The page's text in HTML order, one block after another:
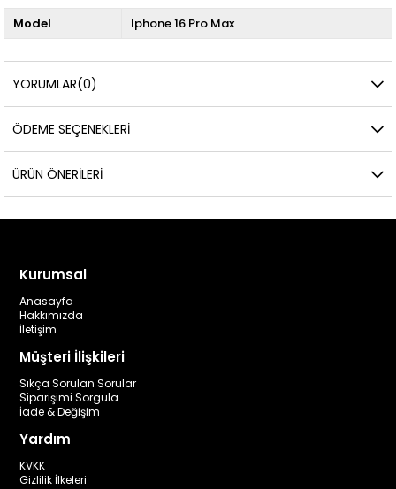
Model Iphone 16 Pro Max
YORUMLAR(0)
ÖDEME SEÇENEKLERI
ÜRÜN ÖNERILERI
Kurumsal
Anasayfa
Hakkımızda
İletişim
Müşteri İlişkileri
Sıkça Sorulan Sorular
Siparişimi Sorgula
İade & Değişim
Yardım
KVKK
Gizlilik İlkeleri